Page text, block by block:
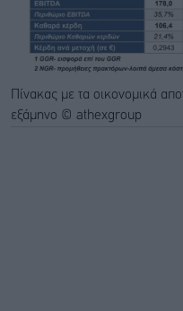
Πίνακας με τα οικονομικά
εξάμηνο © athexgroup